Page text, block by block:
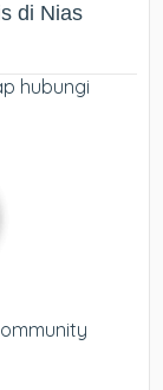
di Nias
hubungi